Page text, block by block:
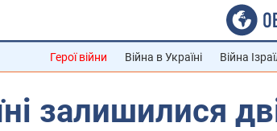
Герої війни Війна в Україні Війна
залишилися